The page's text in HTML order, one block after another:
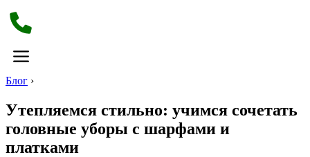
Блог ›
Утепляемся стильно: учимся сочетать
головные уборы с шарфами и
платками